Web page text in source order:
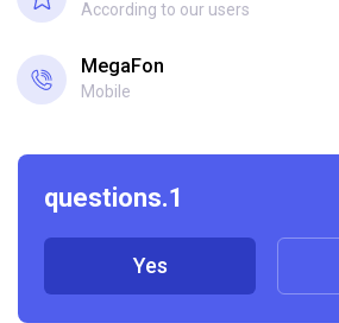
According to our users
MegaFon
Mobile
questions.1
Yes